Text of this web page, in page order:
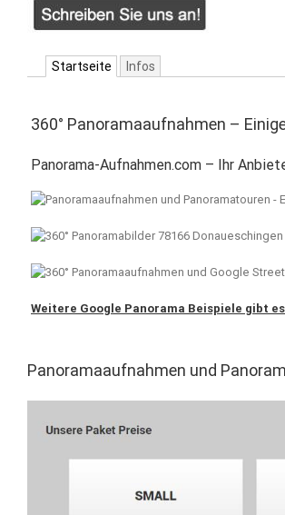
Startseite Infos
360° Panoramaaufnahmen –
Panorama-Aufnahmen.com – Ihr
Weitere Google Panorama Beispiele gibt
Panoramaaufnahmen und